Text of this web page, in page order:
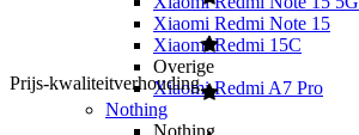
Xiaomi Redmi Note 15
Xiaomi Redmi 15C
Overige
Xiaomi Redmi A7 Pro
Nothing
Nothing
Prijs-kwaliteitverhouding